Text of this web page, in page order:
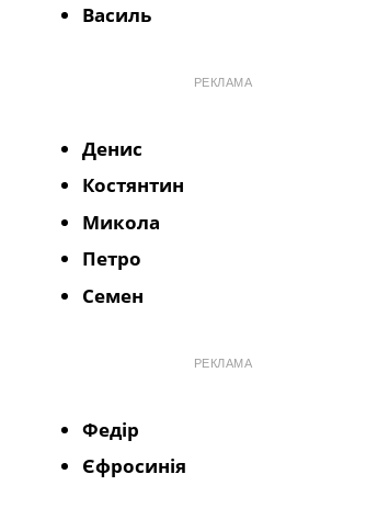
Василь
РЕКЛАМА
Денис
Костянтин
Микола
Петро
Семен
РЕКЛАМА
Федір
Єфросинія